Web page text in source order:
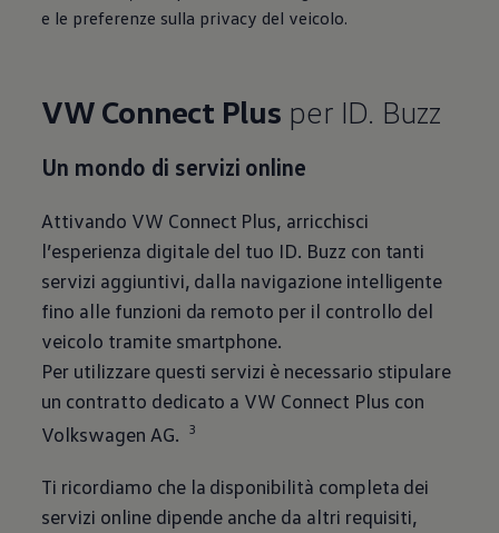
e le preferenze sulla privacy del veicolo.
VW Connect Plus per ID. Buzz
Un mondo di servizi online
Attivando VW Connect Plus, arricchisci
l’esperienza digitale del tuo ID. Buzz con tanti
servizi aggiuntivi, dalla navigazione intelligente
fino alle funzioni da remoto per il controllo del
veicolo tramite smartphone.
Per utilizzare questi servizi è necessario stipulare
un contratto dedicato a VW Connect Plus con
Volkswagen AG. 3
Ti ricordiamo che la disponibilità completa dei
servizi online dipende anche da altri requisiti,